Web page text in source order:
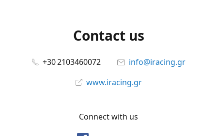
Contact us
+30 2103460072
info@iracing.gr
www.iracing.gr
Connect with us